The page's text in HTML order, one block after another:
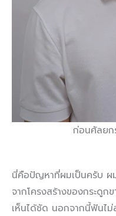
ก่อนศัลยก
นี่คือปัญหาที่ผมเป็นครับ ผ
จากโครงสร้างของกระดูก
เห็นได้ชัด นอกจากนี้ฟันไ